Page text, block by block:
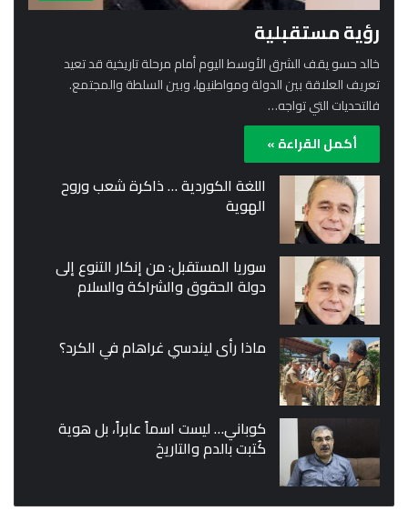
رؤية مستقبلية
خالد حسو يقف الشرق الأوسط اليوم أمام مرحلة تاريخية قد تعيد
تعريف العلاقة بين الدولة ومواطنيها، وبين السلطة والمجتمع.
فالتحديات التي تواجه…
أكمل القراءة »
اللغة الكوردية … ذاكرة شعب وروح
الهوية
سوريا المستقبل: من إنكار التنوع إلى
دولة الحقوق والشراكة والسلام
ماذا رأى ليندسي غراهام في الكرد؟
كوباني… ليست اسماً عابراً، بل هوية
كُتبت بالدم والتاريخ